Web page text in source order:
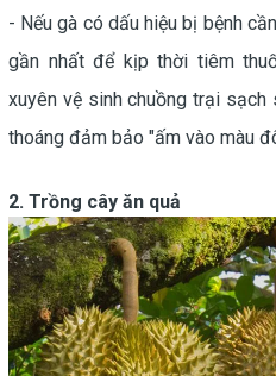
- Nếu gà có dấu hiệu bị bệnh
gần nhất để kịp thời tiêm
xuyên vệ sinh chuồng trại
thoáng đảm bảo "ấm vào màu
2. Trồng cây ăn quả